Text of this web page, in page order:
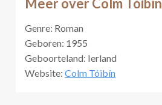
Meer over Colm Tóibín
Genre: Roman
Geboren: 1955
Geboorteland: Ierland
Website: Colm Tóibín